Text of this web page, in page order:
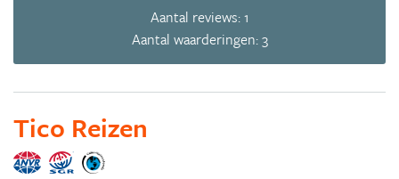
Aantal reviews: 1
Aantal waarderingen: 3
Tico Reizen